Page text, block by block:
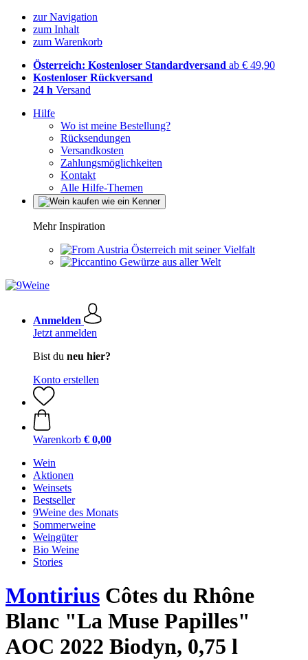
zur Navigation
zum Inhalt
zum Warenkorb
Österreich: Kostenloser Standardversand ab € 49,90
Kostenloser Rückversand
24 h Versand
Hilfe
Wo ist meine Bestellung?
Rücksendungen
Versandkosten
Zahlungsmöglichkeiten
Kontakt
Alle Hilfe-Themen
Mehr Inspiration
Österreich mit seiner Vielfalt
Gewürze aus aller Welt
Anmelden
Jetzt anmelden
Bist du neu hier?
Konto erstellen
Warenkorb € 0,00
Wein
Aktionen
Weinsets
Bestseller
9Weine des Monats
Sommerweine
Weingüter
Bio Weine
Stories
Montirius Côtes du Rhône
Blanc "La Muse Papilles"
AOC 2022 Biodyn, 0,75 l